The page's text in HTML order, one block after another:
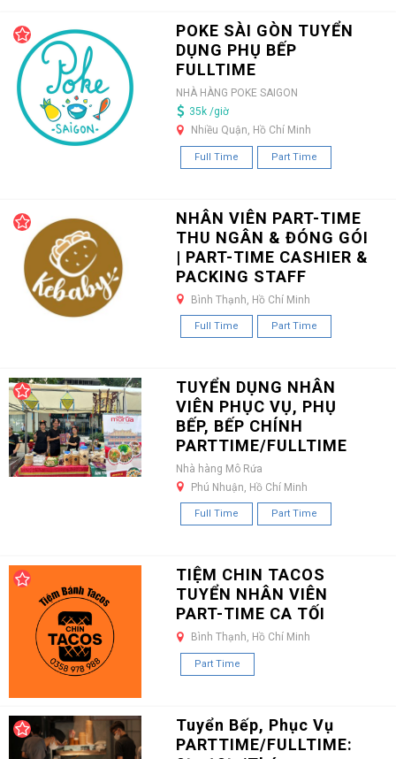
POKE SÀI GÒN TUYỂN
DỤNG PHỤ BẾP
FULLTIME
NHÀ HÀNG POKE SAIGON
35k /giờ
Nhiều Quận, Hồ Chí Minh
Full Time Part Time
NHÂN VIÊN PART-TIME
THU NGÂN & ĐÓNG GÓI
| PART-TIME CASHIER &
PACKING STAFF
Bình Thạnh, Hồ Chí Minh
Full Time Part Time
TUYỂN DỤNG NHÂN
VIÊN PHỤC VỤ, PHỤ
BẾP, BẾP CHÍNH
PARTTIME/FULLTIME
Nhà hàng Mô Rứa
Phú Nhuận, Hồ Chí Minh
Full Time Part Time
TIỆM CHIN TACOS
TUYỂN NHÂN VIÊN
PART-TIME CA TỐI
Bình Thạnh, Hồ Chí Minh
Part Time
Tuyển Bếp, Phục Vụ
PARTTIME/FULLTIME: